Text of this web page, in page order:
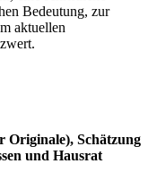
Bedeutung, zur
aktuellen
Originale), Schätzung
und Hausrat